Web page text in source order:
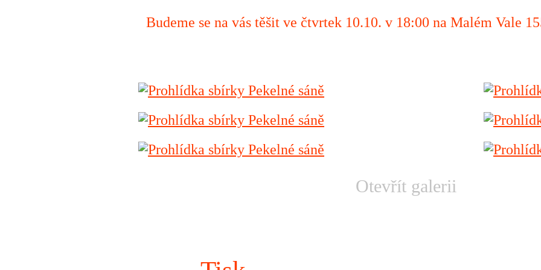
Budeme se na vás těšit ve čtvrtek 10.10. v 18:00 na Malém Vale
Otevřít galerii